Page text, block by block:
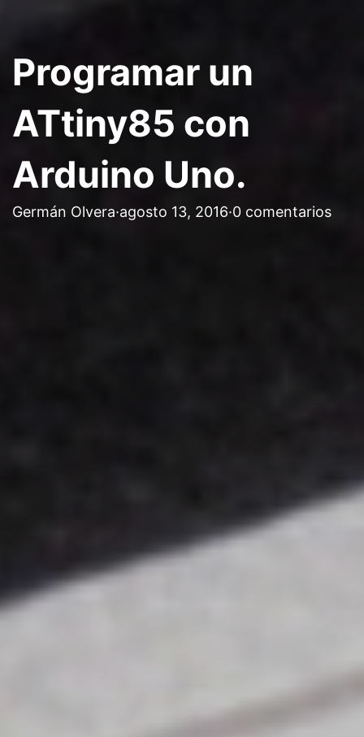
Programar un
ATtiny85 con
Arduino Uno.
Germán Olvera·agosto 13, 2016·0 comentarios